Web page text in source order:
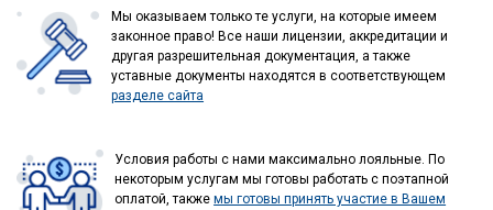
Мы оказываем только те услуги, на которые имеем
законное право! Все наши лицензии, аккредитации и
другая разрешительная документация, а также
уставные документы находятся в соответствующем
разделе сайта
Условия работы с нами максимально лояльные. По
некоторым услугам мы готовы работать с поэтапной
оплатой, такжемы готовы принять участие в Вашем